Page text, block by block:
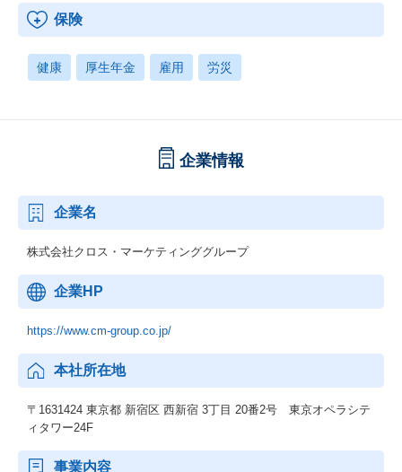
保険
健康 厚生年金 雇用 労災
企業情報
企業名
株式会社クロス・マーケティンググループ
企業HP
https://www.cm-group.co.jp/
本社所在地
〒1631424 東京都 新宿区 西新宿 3丁目 20番2号 東京オペラシテ
ィタワー24F
事業内容